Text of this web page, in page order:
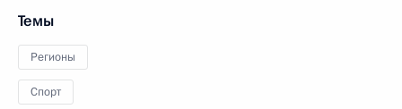
Темы
Регионы
Спорт